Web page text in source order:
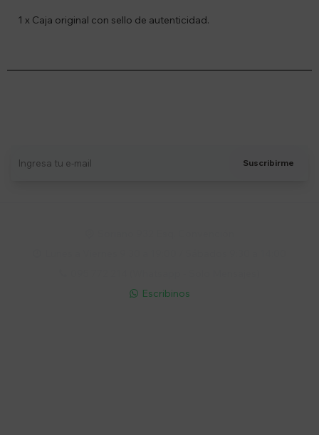
1 x Caja original con sello de autenticidad.
Suscribirme
 Escribinos